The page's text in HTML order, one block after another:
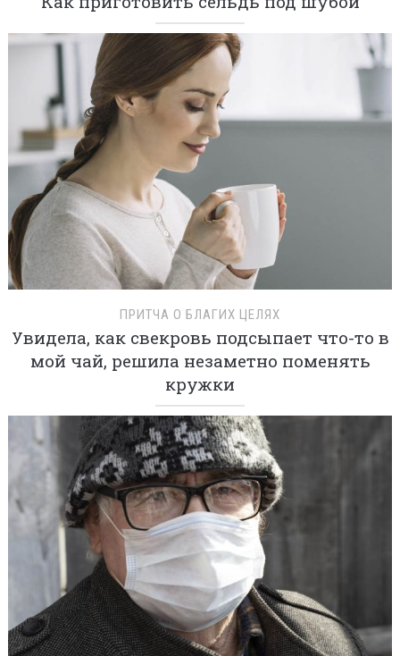
ПРИТЧА О БЛАГИХ ЦЕЛЯХ
Увидела, как свекровь подсыпает что-то в
мой чай, решила незаметно поменять
кружки